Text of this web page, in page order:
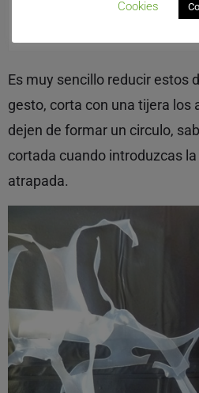
Incluso un ave del tamaño de esta
Es muy sencillo reducir estos
gesto, corta con una tijera los
dejen de formar un circulo,
cortada cuando introduzcas
atrapada.
Cookies